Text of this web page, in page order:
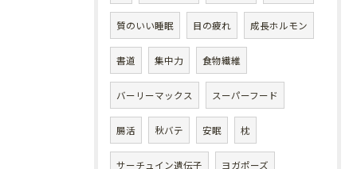
質のいい睡眠 目の疲れ 成長ホルモン
書道 集中力 食物繊維
バーリーマックス スーパーフード
腸活 秋バテ 安眠 枕
サーチュイン遺伝子 ヨガポーズ